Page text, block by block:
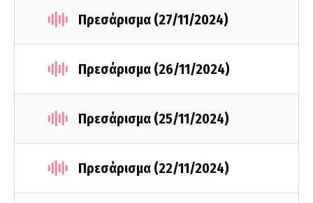
Πρεσάρισμα (27/11/2024)
Πρεσάρισμα (26/11/2024)
Πρεσάρισμα (25/11/2024)
Πρεσάρισμα (22/11/2024)